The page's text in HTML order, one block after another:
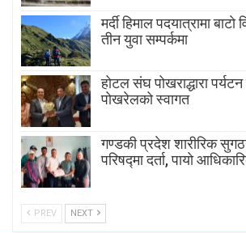
मर्दी हिमाल पदयात्रामा बाटाे
तीन युवा सम्पर्कमा
होटल संघ पोखराद्धारा
पोखरेलको स्वागत
गण्डकी प्रदेश शारीरिक
परिषद्मा दर्ता, पायाे
PREV NEXT